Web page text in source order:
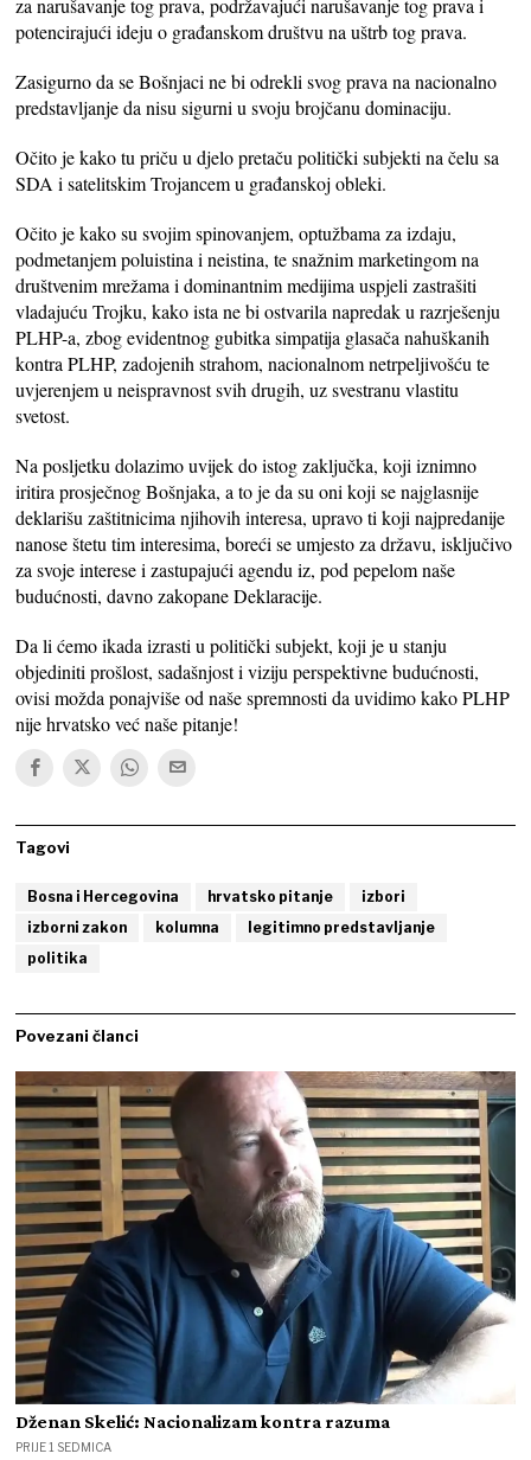
za narušavanje tog prava, podržavajući narušavanje tog prava i
potencirajući ideju o građanskom društvu na uštrb tog prava.
Zasigurno da se Bošnjaci ne bi odrekli svog prava na nacionalno
predstavljanje da nisu sigurni u svoju brojčanu dominaciju.
Očito je kako tu priču u djelo pretaču politički subjekti na čelu sa
SDA i satelitskim Trojancem u građanskoj obleki.
Očito je kako su svojim spinovanjem, optužbama za izdaju,
podmetanjem poluistina i neistina, te snažnim marketingom na
društvenim mrežama i dominantnim medijima uspjeli zastrašiti
vladajuću Trojku, kako ista ne bi ostvarila napredak u razrješenju
PLHP-a, zbog evidentnog gubitka simpatija glasača nahuškanih
kontra PLHP, zadojenih strahom, nacionalnom netrpeljivošću te
uvjerenjem u neispravnost svih drugih, uz svestranu vlastitu
svetost.
Na posljetku dolazimo uvijek do istog zaključka, koji iznimno
iritira prosječnog Bošnjaka, a to je da su oni koji se najglasnije
deklarišu zaštitnicima njihovih interesa, upravo ti koji najpredanije
nanose štetu tim interesima, boreći se umjesto za državu, isključivo
za svoje interese i zastupajući agendu iz, pod pepelom naše
budućnosti, davno zakopane Deklaracije.
Da li ćemo ikada izrasti u politički subjekt, koji je u stanju
objediniti prošlost, sadašnjost i viziju perspektivne budućnosti,
ovisi možda ponajviše od naše spremnosti da uvidimo kako PLHP
nije hrvatsko već naše pitanje!
Tagovi
Bosna i Hercegovina hrvatsko pitanje
izbori
izborni zakon
kolumna
legitimno predstavljanje
politika
Povezani članci
Dženan Skelić: Nacionalizam kontra razuma
PRIJE 1 SEDMICA